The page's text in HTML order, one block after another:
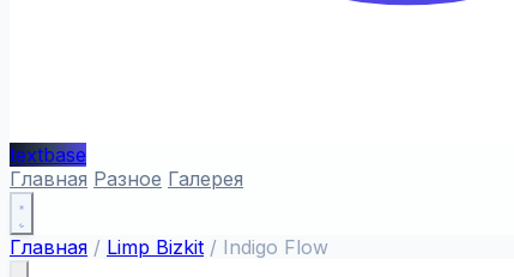
textbase
Главная Разное Галерея
Главная / Limp Bizkit / Indigo Flow